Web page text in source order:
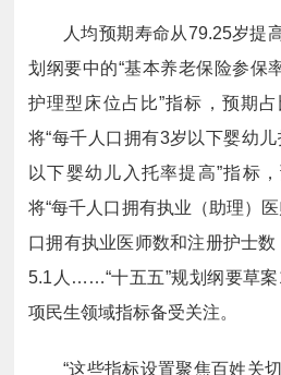
人均预期寿命从79.25岁提
划纲要中的“基本养老保险参保
护理型床位占比”指标，预期占
将“每千人口拥有3岁以下婴幼儿
以下婴幼儿入托率提高”指标
将“每千人口拥有执业（助理）
口拥有执业医师数和注册护士数
5.1人……“十五五”规划纲要草
项民生领域指标备受关注。
“这些指标设置聚焦百姓关